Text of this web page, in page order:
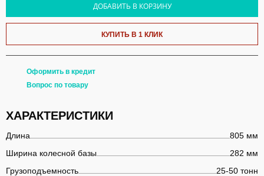
ДОБАВИТЬ В КОРЗИНУ
КУПИТЬ В 1 КЛИК
Оформить в кредит
Вопрос по товару
ХАРАКТЕРИСТИКИ
Длина
805 мм
Ширина колесной базы
282 мм
Грузоподъемность
25-50 тонн